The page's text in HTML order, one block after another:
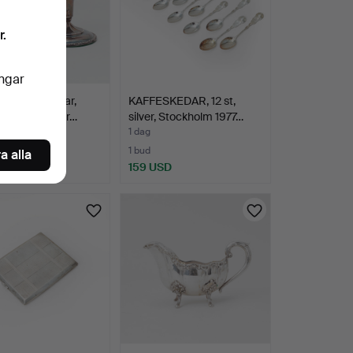
ett par,
svenska impor…
KAFFESKEDAR, 12 st,
silver, Stockholm 1977…
1 dag
1 bud
159 USD
alla